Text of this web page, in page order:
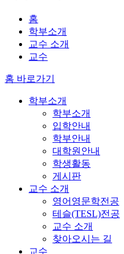
홈
학부소개
교수 소개
교수
홈 바로가기
학부소개
학부소개
입학안내
학부안내
대학원안내
학생활동
게시판
교수 소개
영어영문학전공
테슬(TESL)전공
교수 소개
찾아오시는 길
교수